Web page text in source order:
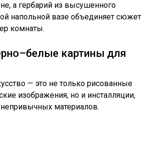
а гербарий из высушенного
напольной вазе объединяет сюжет
комнаты.
картины для
— это не только рисованные
изображения, но и инсталляции,
материалов.